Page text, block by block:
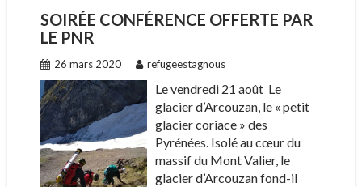
SOIRÉE CONFÉRENCE OFFERTE PAR
LE PNR
26 mars 2020 refugeestagnous
Le vendredi 21 août Le
glacier d’Arcouzan, le « petit
glacier coriace » des
Pyrénées. Isolé au cœur du
massif du Mont Valier, le
glacier d’Arcouzan fond-il